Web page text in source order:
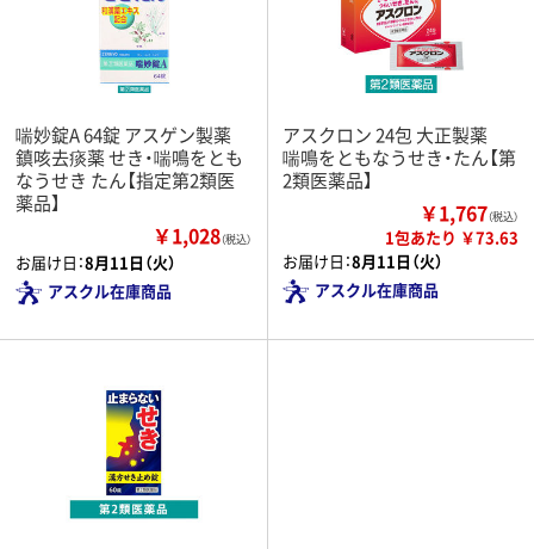
喘妙錠A 64錠 アスゲン製薬
鎮咳去痰薬 せき・喘鳴をとも
なうせき たん【指定第2類医
薬品】
￥1,028（税込）
お届け日：8月11日（火）
アスクル在庫商品
アスクロン 24包 大正製薬
喘鳴をともなうせき・たん【第
2類医薬品】
￥1,767（税込）
1包あたり ￥73.63
お届け日：8月11日（火）
アスクル在庫商品